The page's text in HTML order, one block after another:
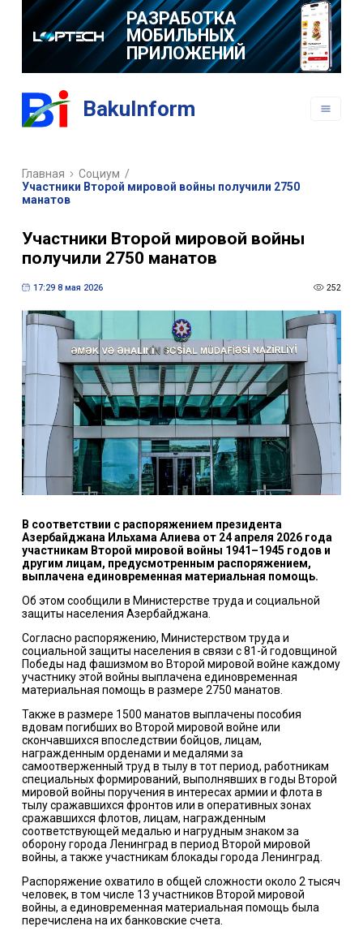
РАЗРАБОТКА
МОБИЛЬНЫХ
ПРИЛОЖЕНИЙ
BakuInform
Главная Социум /
Участники Второй мировой войны получили 2750
манатов
Участники Второй мировой войны
получили 2750 манатов
17:29 8 мая 2026 252
В соответствии с распоряжением президента
Азербайджана Ильхама Алиева от 24 апреля 2026 года
участникам Второй мировой войны 1941–1945 годов и
другим лицам, предусмотренным распоряжением,
выплачена единовременная материальная помощь.
Об этом сообщили в Министерстве труда и социальной
защиты населения Азербайджана.
Согласно распоряжению, Министерством труда и
социальной защиты населения в связи с 81-й годовщиной
Победы над фашизмом во Второй мировой войне каждому
участнику этой войны выплачена единовременная
материальная помощь в размере 2750 манатов.
Также в размере 1500 манатов выплачены пособия
вдовам погибших во Второй мировой войне или
скончавшихся впоследствии бойцов, лицам,
награжденным орденами и медалями за
самоотверженный труд в тылу в тот период, работникам
специальных формирований, выполнявших в годы Второй
мировой войны поручения в интересах армии и флота в
тылу сражавшихся фронтов или в оперативных зонах
сражавшихся флотов, лицам, награжденным
соответствующей медалью и нагрудным знаком за
оборону города Ленинград в период Второй мировой
войны, а также участникам блокады города Ленинград.
Распоряжение охватило в общей сложности около 2 тысяч
человек, в том числе 13 участников Второй мировой
войны, а единовременная материальная помощь была
перечислена на их банковские счета.